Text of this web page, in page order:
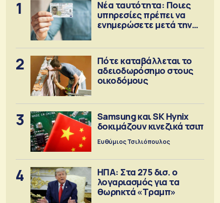
1
Νέα ταυτότητα: Ποιες
υπηρεσίες πρέπει να
ενημερώσετε μετά την
2
Πότε καταβάλλεται το
αδειοδωρόσημο στους
οικοδόμους
3
Samsung και SK Hynix
δοκιμάζουν κινεζικά τσιπ
Ευθύμιος Τσιλιόπουλος
4
ΗΠΑ: Στα 275 δισ. ο
λογαριασμός για τα
θωρηκτά «Τραμπ»